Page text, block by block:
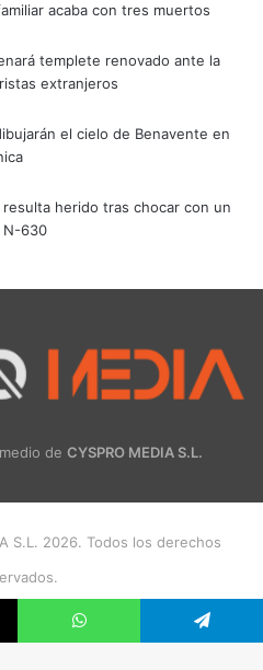
acaba con tres muertos
templete renovado ante la
extranjeros
el cielo de Benavente en
herido tras chocar con un
N-630
de CYSPRO MEDIA S.L.
S.L. 2026. Todos los derechos
Instagram
WhatsApp Telegram